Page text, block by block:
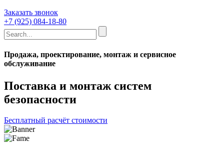
Заказать звонок
+7 (925) 084-18-80
Продажа, проектирование, монтаж и сервисное
обслуживание
Поставка и монтаж систем
безопасности
Бесплатный расчёт стоимости